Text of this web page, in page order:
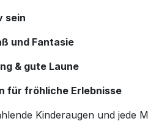
sein
und Fantasie
& gute Laune
für fröhliche Erlebnisse
Kinderaugen und jede